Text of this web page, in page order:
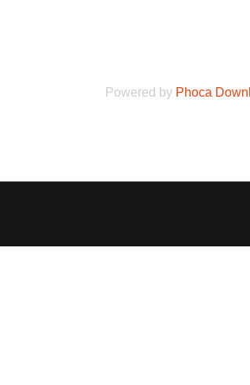
Powered by Phoca